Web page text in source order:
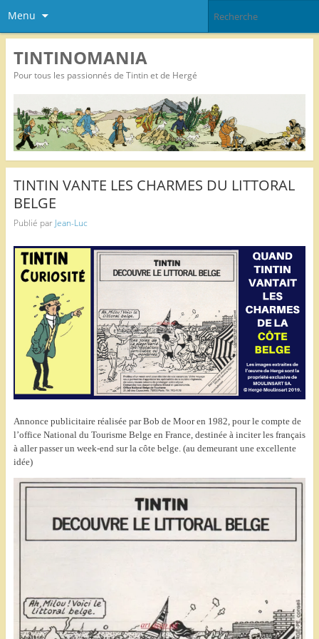
Menu
TINTINOMANIA
Pour tous les passionnés de Tintin et de Hergé
TINTIN VANTE LES CHARMES DU LITTORAL
BELGE
Publié par Jean-Luc
Annonce publicitaire réalisée par Bob de Moor en 1982, pour le compte de
l’office National du Tourisme Belge en France, destinée à inciter les français
à aller passer un week-end sur la côte belge. (au demeurant une excellente
idée)